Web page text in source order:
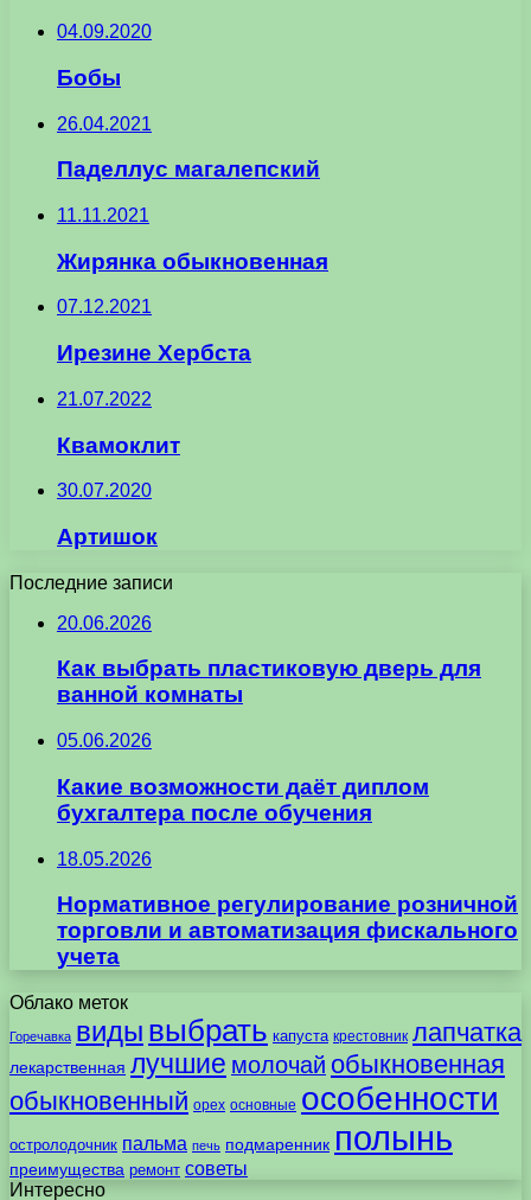
04.09.2020
Бобы
26.04.2021
Паделлус магалепский
11.11.2021
Жирянка обыкновенная
07.12.2021
Ирезине Хербста
21.07.2022
Квамоклит
30.07.2020
Артишок
Последние записи
20.06.2026
Как выбрать пластиковую дверь для
ванной комнаты
05.06.2026
Какие возможности даёт диплом
бухгалтера после обучения
18.05.2026
Нормативное регулирование розничной
торговли и автоматизация фискального
учета
Облако меток
Горечавка виды выбрать капуста крестовник лапчатка
лекарственная лучшие молочай обыкновенная
обыкновенный орех основные особенности
остролодочник пальма печь подмаренник полынь
преимущества ремонт советы
Интересно